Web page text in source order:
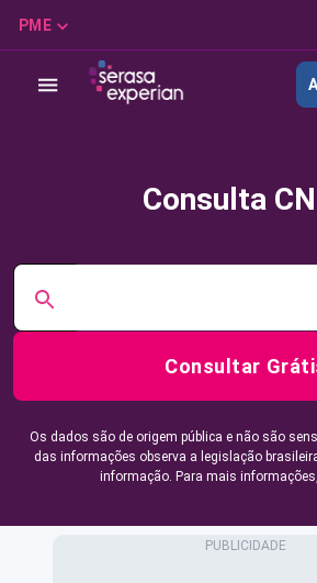
PME
Consulta
Consultar
Os dados são de origem pública e não são
das informações observa a legislação
informação. Para mais informações,